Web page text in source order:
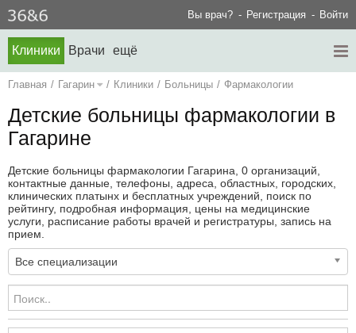
Вы врач? Регистрация Войти
Клиники Врачи ещё
Главная / Гагарин / Клиники / Больницы / Фармакологии
Детские больницы фармакологии в
Гагарине
Детские больницы фармакологии Гагарина, 0 организаций,
контактные данные, телефоны, адреса, областных, городских,
клинических платынх и бесплатных учреждений, поиск по
рейтингу, подробная информация, цены на медицинские
услуги, расписание работы врачей и регистратуры, запись на
прием.
Все специализации